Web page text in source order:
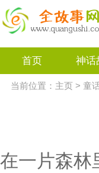
首页 神话
当前位置： 主页 > 童
在一片森林